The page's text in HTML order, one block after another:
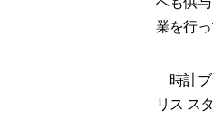
業を行っ
時計ブ
リス ス